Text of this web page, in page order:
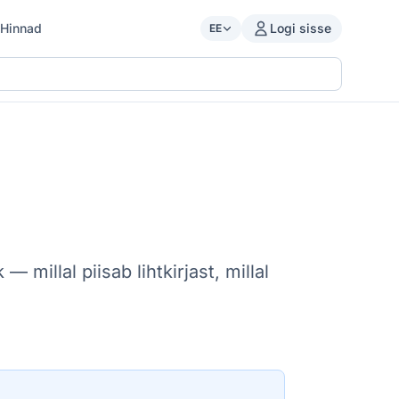
Hinnad EE Logi sisse
— millal piisab lihtkirjast, millal